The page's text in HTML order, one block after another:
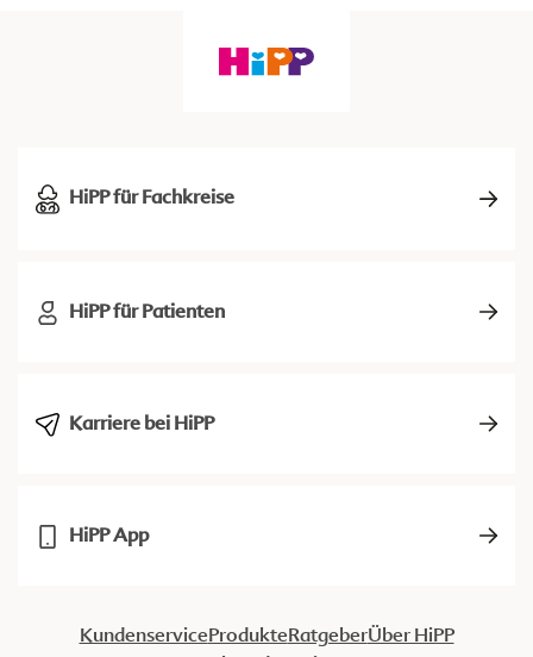
HiPP für Fachkreise
HiPP für Patienten
Karriere bei HiPP
HiPP App
KundenserviceProdukteRatgeberÜber HiPP